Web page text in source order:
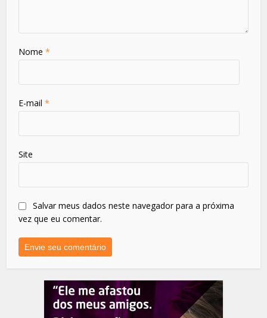
Nome*
E-mail*
Site
Salvar meus dados neste navegador para a próxima
vez que eu comentar.